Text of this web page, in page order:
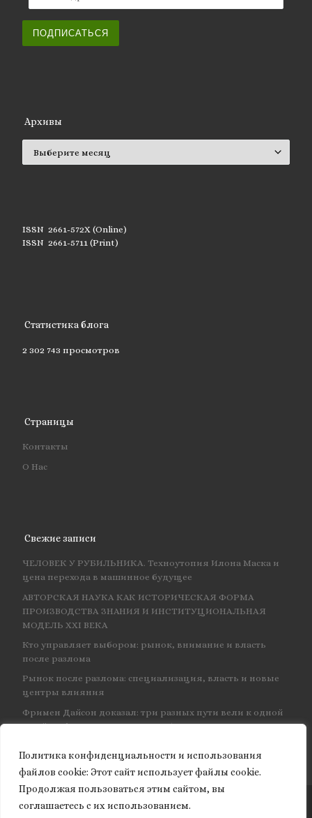
Политика конфиденциальности и использования
файлов сookie: Этот сайт использует файлы cookie.
Продолжая пользоваться этим сайтом, вы
соглашаетесь с их использованием.
ПОДПИСАТЬСЯ
Архивы
ISSN 2661-572X (Online)
ISSN 2661-5711 (Print)
Статистика блога
2 302 743 просмотров
Страницы
Контакты
О Нас
Свежие записи
ЧЕЛОВЕК У РУБИЛЬНИКА. Техноутопия Илона Маска и
цена перехода в машинное будущее
АВТОРСКАЯ НАУКА КАК ИСТОРИЧЕСКАЯ ФОРМА
ПРОИЗВОДСТВА ЗНАНИЯ И ИНСТИТУЦИОНАЛЬНАЯ
МОДЕЛЬ XXI ВЕКА
Кто управляет выбором: рынок, внимание и власть
после разлома
Рынок после разлома: специализация, власть и новые
центры влияния
Фримен Дайсон доказал: три разных пути вели к одной
и той же физике — и навсегда объединил КЭД
© 2026Granite of science– Все права защищены